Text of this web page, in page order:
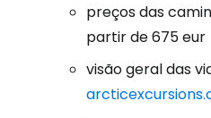
preços das
partir de 675 eur
visão geral das